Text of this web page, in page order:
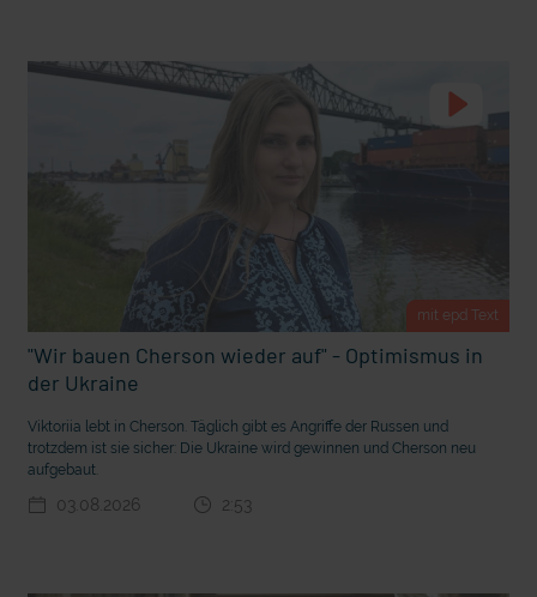
Ostern erleben wie vor 2000 Jahren in Jerusalem
mit epd Text
"Wir bauen Cherson wieder auf" - Optimismus in
der Ukraine
Viktoriia lebt in Cherson. Täglich gibt es Angriffe der Russen und
trotzdem ist sie sicher: Die Ukraine wird gewinnen und Cherson neu
aufgebaut.
03.08.2026 2:53